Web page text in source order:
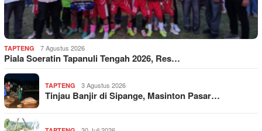
TAPTENG 7 Agustus 2026
Piala Soeratin Tapanuli Tengah 2026, Res…
TAPTENG 3 Agustus 2026
Tinjau Banjir di Sipange, Masinton Pasar…